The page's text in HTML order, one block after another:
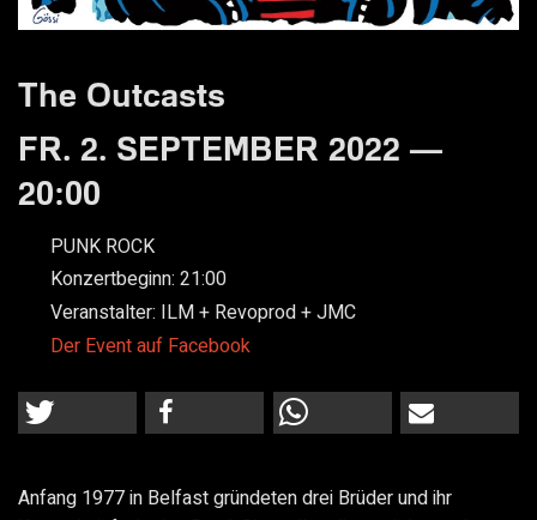
The Outcasts
FR. 2. SEPTEMBER 2022 —
20:00
PUNK ROCK
Konzertbeginn: 21:00
Veranstalter: ILM + Revoprod + JMC
Der Event auf Facebook
Anfang 1977 in Belfast gründeten drei Brüder und ihr